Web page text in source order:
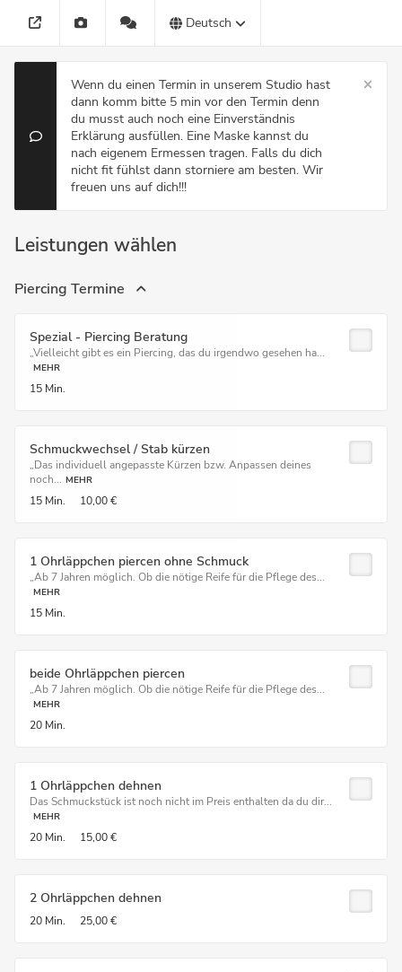
Deutsch
Wenn du einen Termin in unserem Studio hast
dann komm bitte 5 min vor den Termin denn
du musst auch noch eine Einverständnis
Erklärung ausfüllen. Eine Maske kannst du
nach eigenem Ermessen tragen. Falls du dich
nicht fit fühlst dann storniere am besten. Wir
freuen uns auf dich!!!
Leistungen wählen
Piercing Termine
Spezial - Piercing Beratung
„Vielleicht gibt es ein Piercing, das du irgendwo gesehen ha...
MEHR
15 Min.
Schmuckwechsel / Stab kürzen
„Das individuell angepasste Kürzen bzw. Anpassen deines
noch... MEHR
15 Min. 10,00 €
1 Ohrläppchen piercen ohne Schmuck
„Ab 7 Jahren möglich. Ob die nötige Reife für die Pflege des...
MEHR
15 Min.
beide Ohrläppchen piercen
„Ab 7 Jahren möglich. Ob die nötige Reife für die Pflege des...
MEHR
20 Min.
1 Ohrläppchen dehnen
Das Schmuckstück ist noch nicht im Preis enthalten da du dir...
MEHR
20 Min. 15,00 €
2 Ohrläppchen dehnen
20 Min. 25,00 €